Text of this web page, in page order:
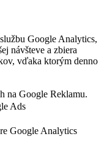
Google Analytics,
návšteve a zbiera
vďaka ktorým denno
na Google Reklamu.
Ads
Google Analytics